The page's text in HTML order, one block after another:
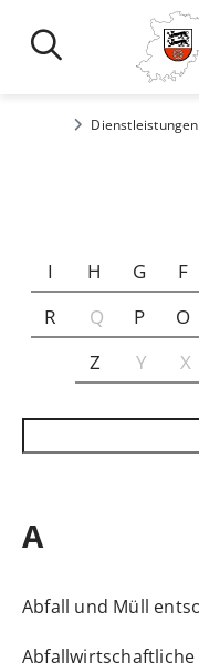
Dienstleistungen
F
G
H
I
O
P
Q
R
X
Y
Z
A
Abfall und Müll
Abfallwirtschaftliche